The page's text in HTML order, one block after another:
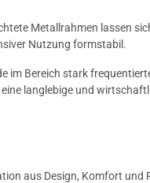
Metallrahmen lassen
Nutzung formstabil.
im Bereich stark
langlebige und
aus Design, Komfort und